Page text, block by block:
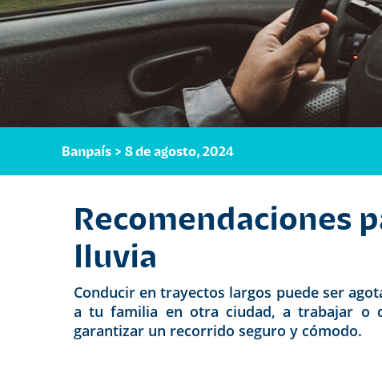
Banpaís > 8 de agosto, 2024
Recomendaciones
lluvia
Conducir en trayectos largos puede ser
a tu familia en otra ciudad, a trabajar o
garantizar un recorrido seguro y cómodo.